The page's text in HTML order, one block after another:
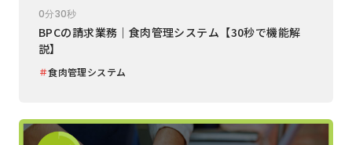
0分30秒
BPCの請求業務｜食肉管理システム【30秒で機能解
説】
＃食肉管理システム